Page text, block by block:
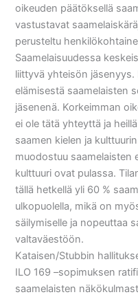
oikeuden päätöksellä
vastustavat
perusteltu
Saamelaisuudessa
liittyvä yhteisön jäsenyys.
elämisestä saamelaisten
jäsenenä. Korkeimman
ei ole tätä yhteyttä ja
saamen kielen ja
muodostuu saamelaisten
kulttuuri ovat pulassa.
tällä hetkellä yli 60 %
ulkopuolella, mikä on
säilymiselle ja nopeuttaa
valtaväestöön.
Kataisen/Stubbin
ILO 169 –sopimuksen
saamelaisten